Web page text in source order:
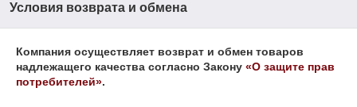
Условия возврата и обмена
Компания осуществляет возврат и обмен товаров
надлежащего качества согласно Закону «О защите прав
потребителей».